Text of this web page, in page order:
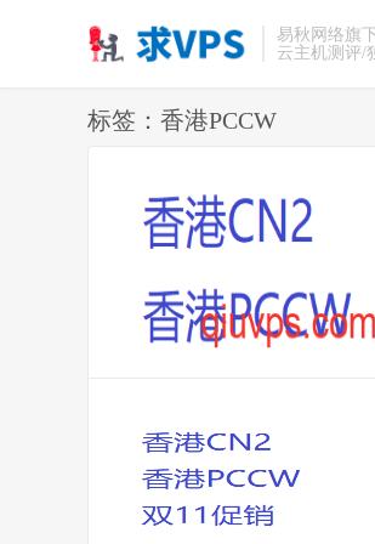
易秋网络旗
云主机测评/
标签：香港PCCW